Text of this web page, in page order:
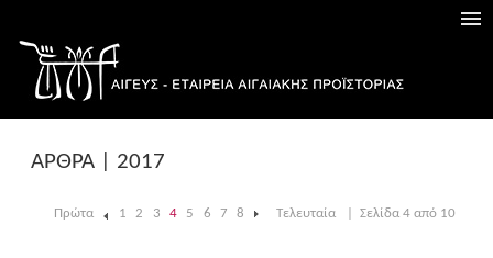
ΑΡΘΡΑ | 2017
Πρώτα 1 2 3 4 5 6 7 8 Τελευταία Σελίδα 4 από 10